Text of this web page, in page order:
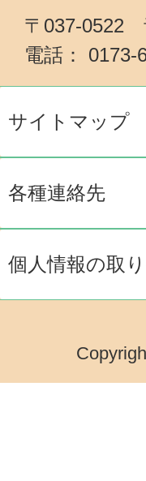
〒037-0522
電話： 0173-
サイトマップ
各種連絡先
個人情報の取